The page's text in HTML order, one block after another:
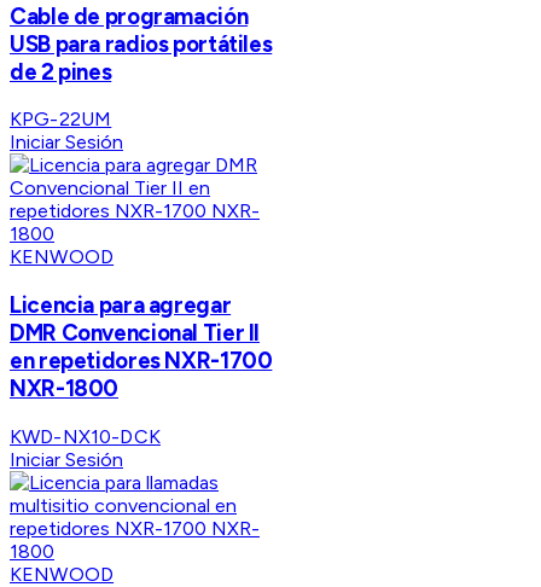
Cable de programación
USB para radios portátiles
de 2 pines
KPG-22UM
Iniciar Sesión
KENWOOD
Licencia para agregar
DMR Convencional Tier II
en repetidores NXR-1700
NXR-1800
KWD-NX10-DCK
Iniciar Sesión
KENWOOD